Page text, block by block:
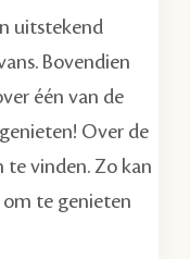
uitstekend
Bovendien
één van de
Over de
te vinden. Zo kan
om te genieten